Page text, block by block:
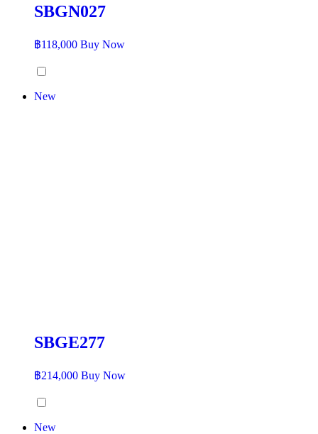
SBGN027
฿118,000 Buy Now
New
SBGE277
฿214,000 Buy Now
New